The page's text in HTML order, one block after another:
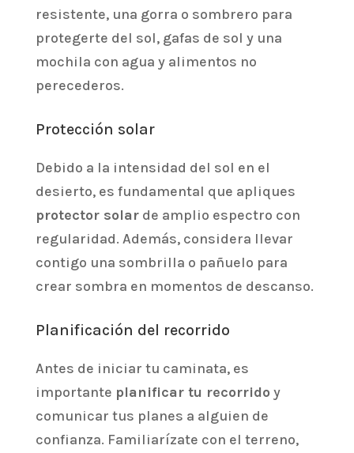
resistente, una gorra o sombrero para
protegerte del sol, gafas de sol y una
mochila con agua y alimentos no
perecederos.
Protección solar
Debido a la intensidad del sol en el
desierto, es fundamental que apliques
protector solarde amplio espectro con
regularidad. Además, considera llevar
contigo una sombrilla o pañuelo para
crear sombra en momentos de descanso.
Planificación del recorrido
Antes de iniciar tu caminata, es
importante planificar tu recorrido y
comunicar tus planes a alguien de
confianza. Familiarízate con el terreno,